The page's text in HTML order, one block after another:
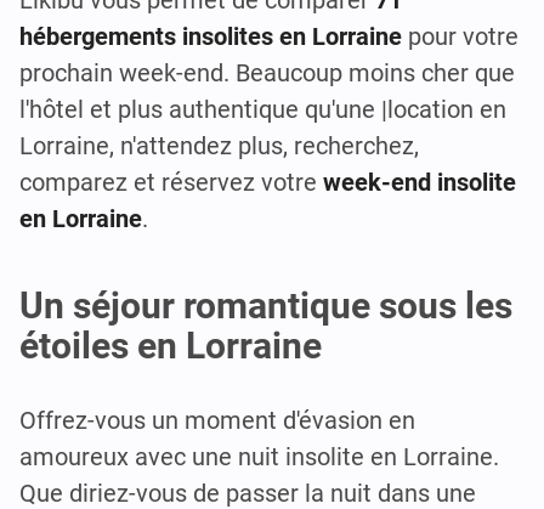
hébergements insolites en Lorraine pour votre
prochain week-end. Beaucoup moins cher que
l'hôtel et plus authentique qu'une |location en
Lorraine, n'attendez plus, recherchez,
comparez et réservez votre week-end insolite
en Lorraine.
Un séjour romantique sous les
étoiles en Lorraine
Offrez-vous un moment d'évasion en
amoureux avec une nuit insolite en Lorraine.
Que diriez-vous de passer la nuit dans une